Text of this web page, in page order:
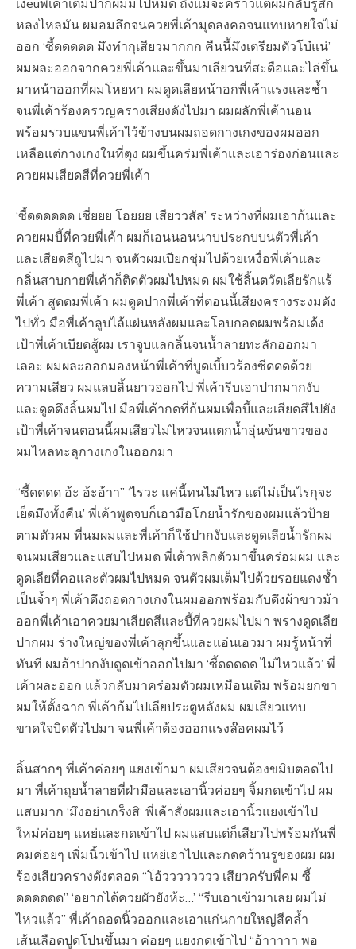
เงี่euพี่เค้าเต็มปากผมมไปหมด ถึงแม้จะคราวแต่ผมกลับรู้สึก
หลงไหลมัน ผมอมลึกจนควยพี่เค้ามุดลงคอจนแทบหายใจไม่
ออก ‘ซี้ดดดดด มึงทำกุเสียวมากกก คืนนี้มึงเตรียมตัวโบ๋แน่’
ผมผละออกจากควยพี่เค้าและขึ้นมาเลียวนที่สะดือและไล่ขึ้น
มาหน้าออกที่ผมโหยหา ผมดูดเลียหน้าอกพี่เค้าแรงและช้ำ
จนพี่เค้าร้องครวญครางเสียงดังไปมา ผมผลักพี่เค้านอน
พร้อมรวบแขนพี่เค้าไว้ข้างบนผมถอดกางเกงของผมออก
เหลือแต่กางเกงในที่ตุง ผมขึ้นคร่มพี่เค้าและเอาร่องก่อนและ
ควยผมเสียดสีที่ควยพี่เค้า
‘ซี้ดดดดดด เชี่ยยย โอยยย เสียววสัส’ ระหว่างที่ผมเอาก้นและ
ควยผมบี้ที่ควยพี่เค้า ผมก็เอนนอนนาบประกบบนตัวพี่เค้า
และเสียดสีถูไปมา จนตัวผมเปียกชุ่มไปด้วยเหงื่อพี่เค้าและ
กลิ่นสาบกายพี่เค้าก็ติดตัวผมไปหมด ผมใช้ลิ้นตวัดเลียรักแร้
พี่เค้า สูดดมพี่เค้า ผมดูดปากพี่เค้าที่ตอนนี้เสียงครางระงมดัง
ไปทั่ว มือพี่เค้าลูบไล้แผ่นหลังผมและโอบกอดผมพร้อมเด้ง
เป้าพี่เค้าเบียดสู้ผม เราจูบแลกลิ้นจนน้ำลายทะลักออกมา
เลอะ ผมผละออกมองหน้าพี่เค้าที่บูดเบี้บวร้องซีดดดด้วย
ความเสียว ผมแลบลิ้นยาวออกไป พี่เค้ารีบเอาปากมากงับ
และดูดดึงลิ้นผมไป มือพี่เค้ากดที่ก้นผมเพื่อบี้และเสียดสีไปยัง
เป้าพี่เค้าจนตอนนี้ผมเสียวไม่ไหวจนแตกน้ำอุ่นข้นขาวของ
ผมไหลทะลุกางเกงในออกมา
“ซี้ดดดด อ้ะ อ้ะอ้าา” ‘ไรวะ แค่นี้ทนไม่ไหว แต่ไม่เป็นไรกุจะ
เย็ดมึงทั้งคืน’ พี่เค้าพูดจบก็เอามือโกยน้ำรักของผมแล้วป้าย
ตามตัวผม ที่นมผมและพี่เค้าก็ใช้ปากงับและดูดเลียน้ำรักผม
จนผมเสียวและแสบไปหมด พี่เค้าพลิกตัวมาขึ้นคร่อมผม และ
ดูดเลียที่คอและตัวผมไปหมด จนตัวผมเต็มไปด้วยรอยแดงช้ำ
เป็นจ้ำๆ พี่เค้าดึงถอดกางเกงในผมออกพร้อมกับดึงผ้าขาวม้า
ออกพี่เค้าเอาควยมาเสียดสีและบี้ที่ควยผมไปมา พรางดูดเลีย
ปากผม ร่างใหญ่ของพี่เค้าลุกขึ้นและแอ่นเอวมา ผมรู้หน้าที่
ทันที ผมอ้าปากงับดูดเข้าออกไปมา ‘ซี้ดดดดด ไม่ไหวแล้ว’ พี่
เค้าผละออก แล้วกลับมาคร่อมตัวผมเหมือนเดิม พร้อมยกขา
ผมให้ตั้งฉาก พี่เค้าก้มไปเลียประตูหลังผม ผมเสียวแทบ
ขาดใจบิดตัวไปมา จนพี่เค้าต้องออกแรงล๊อคผมไว้
ลิ้นสากๆ พี่เค้าค่อยๆ แยงเข้ามา ผมเสียวจนต้องขมิบตอดไป
มา พี่เค้าถุยน้ำลายที่ฝ่ามือและเอานิ้วค่อยๆ จิ้มกดเข้าไป ผม
แสบมาก ‘มึงอย่าเกร็งสิ’ พี่เค้าสั่งผมและเอานิ้วแยงเข้าไป
ใหม่ค่อยๆ แหย่และกดเข้าไป ผมแสบแต่ก็เสียวไปพร้อมกันพี่
คมค่อยๆ เพิ่มนิ้วเข้าไป แหย่เอาไปและกดคว้านรูของผม ผม
ร้องเสียวครางดังตลอด “โอ้วววววววว เสียวครับพี่คม ซี้
ดดดดดด” ‘อยากได้ควยผัวยังห้ะ…’ “รีบเอาเข้ามาเลย ผมไม่
ไหวแล้ว” พี่เค้าถอดนิ้วออกและเอาแก่นกายใหญ่สีคล้ำ
เส้นเลือดปูดโปนขึ้นมา ค่อยๆ แยงกดเข้าไป “อ้าาาาา พอ